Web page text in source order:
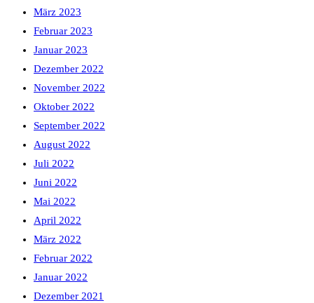
März 2023
Februar 2023
Januar 2023
Dezember 2022
November 2022
Oktober 2022
September 2022
August 2022
Juli 2022
Juni 2022
Mai 2022
April 2022
März 2022
Februar 2022
Januar 2022
Dezember 2021